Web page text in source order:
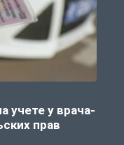
учете у врача-
прав